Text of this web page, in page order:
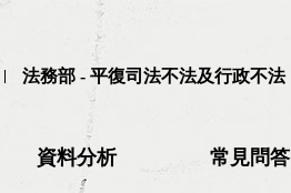
法務部 - 平復司法不法及行政不法
資料分析 常見問答